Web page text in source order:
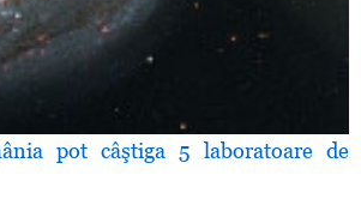
pot câştiga 5 laboratoare de